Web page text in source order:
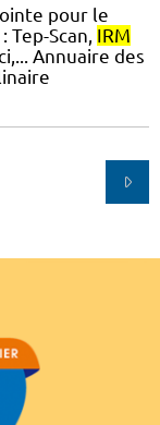
pour le
Scan, IRM
Annuaire des